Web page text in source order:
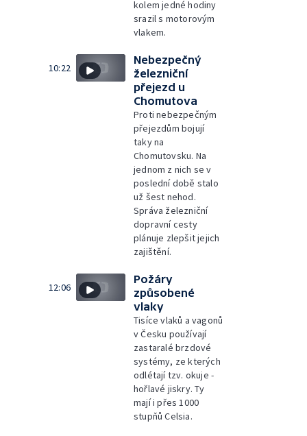
kolem jedné hodiny
srazil s motorovým
vlakem.
10:22
Nebezpečný
železniční
přejezd u
Chomutova
Proti nebezpečným
přejezdům bojují
taky na
Chomutovsku. Na
jednom z nich se v
poslední době stalo
už šest nehod.
Správa železniční
dopravní cesty
plánuje zlepšit jejich
zajištění.
12:06
Požáry
způsobené
vlaky
Tisíce vlaků a vagonů
v Česku používají
zastaralé brzdové
systémy, ze kterých
odlétají tzv. okuje -
hořlavé jiskry. Ty
mají i přes 1000
stupňů Celsia.